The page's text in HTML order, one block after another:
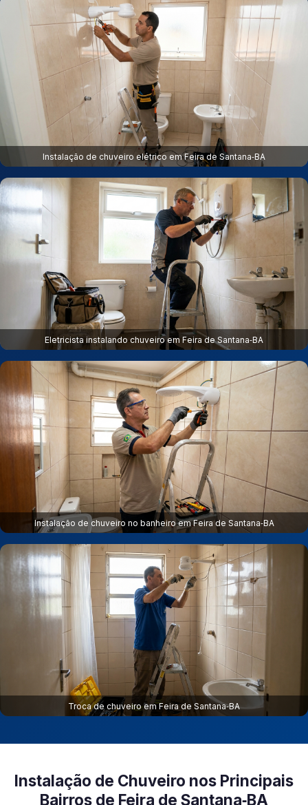
Instalação de chuveiro elétrico em Feira de Santana‑BA
Eletricista instalando chuveiro em Feira de Santana‑BA
Instalação de chuveiro no banheiro em Feira de Santana‑BA
Troca de chuveiro em Feira de Santana‑BA
Instalação de Chuveiro nos Principais
Bairros de Feira de Santana‑BA